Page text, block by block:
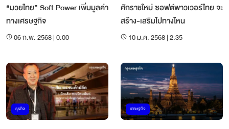
“มวยไทย” Soft Power เพิ่มมูลค่า
ทางเศรษฐกิจ
06 ก.พ. 2568 | 0:00
ศักราชใหม่ ซอฟต์พาวเวอร์ไทย จะ
สร้าง-เสริมไปทางไหน
10 ม.ค. 2568 | 2:35
ธุรกิจ เศรษฐกิจ